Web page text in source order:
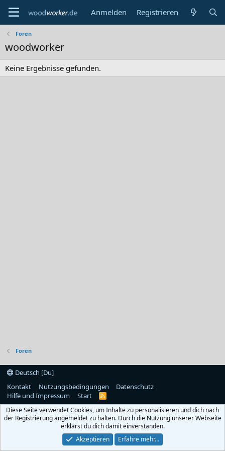
Anmelden Registrieren
Foren
woodworker
Keine Ergebnisse gefunden.
Foren
Deutsch [Du]
Kontakt
Nutzungsbedingungen
Datenschutz
Hilfe und Impressum
Start
R
S
Diese Seite verwendet Cookies, um Inhalte zu personalisieren und dich nach
der Registrierung angemeldet zu halten. Durch die Nutzung unserer Webseite
erklärst du dich damit einverstanden.
Akzeptieren
Erfahre mehr…